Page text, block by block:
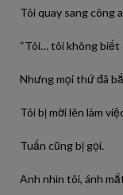
Tôi quay sang công
“Tôi… tôi không biết
Nhưng mọi thứ đã
Tôi bị mời lên làm
Tuấn cũng bị gọi.
Anh nhìn tôi, ánh